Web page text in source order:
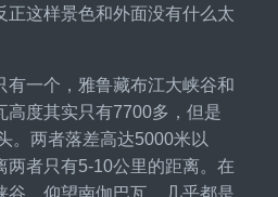
正这样景色和外面没有什么太
有一个，雅鲁藏布江大峡谷和
高度其实只有7700多，但是
。两者落差高达5000米以
两者只有5-10公里的距离。在
谷，仰望南伽巴瓦，几乎都是